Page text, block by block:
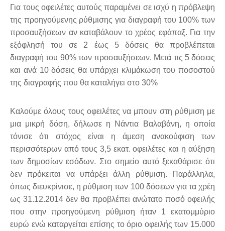
Για τους οφειλέτες αυτούς παραμένει σε ισχύ η πρόβλεψη
της προηγούμενης ρύθμισης για διαγραφή του 100% των
προσαυξήσεων αν καταβάλουν το χρέος εφάπαξ. Για την
εξόφλησή του σε 2 έως 5 δόσεις θα προβλέπεται
διαγραφή του 90% των προσαυξήσεων. Μετά τις 5 δόσεις
και ανά 10 δόσεις θα υπάρχει κλιμάκωση του ποσοστού
της διαγραφής που θα καταλήγει στο 30%
Καλούμε όλους τους οφειλέτες να μπουν στη ρύθμιση με
μια μικρή δόση, δήλωσε η Νάντια Βαλαβάνη, η οποία
τόνισε ότι στόχος είναι η άμεση ανακούφιση των
περισσότερων από τους 3,5 εκατ. οφειλέτες και η αύξηση
των δημοσίων εσόδων. Στο σημείο αυτό ξεκαθάρισε ότι
δεν πρόκειται να υπάρξει άλλη ρύθμιση. Παράλληλα,
όπως διευκρίνισε, η ρύθμιση των 100 δόσεων για τα χρέη
ως 31.12.2014 δεν θα προβλέπει ανώτατο ποσό οφειλής
που στην προηγούμενη ρύθμιση ήταν 1 εκατομμύριο
ευρώ ενώ καταργείται επίσης το όριο οφειλής των 15.000